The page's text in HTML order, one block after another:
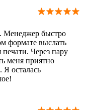
Менеджер быстро
формате выслать
Через пару
меня приятно
Я осталась